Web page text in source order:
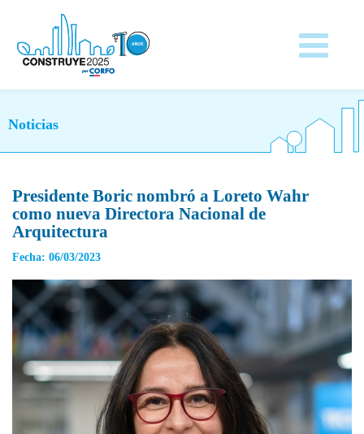
Noticias
Presidente Boric nombró a Loreto Wahr
como nueva Directora Nacional de
Arquitectura
Fecha: 06/03/2023